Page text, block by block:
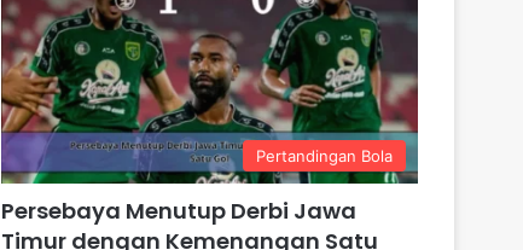
Pertandingan Bola
Persebaya Menutup Derbi Jawa
Timur dengan Kemenangan Satu